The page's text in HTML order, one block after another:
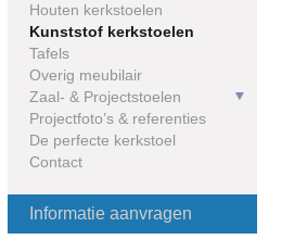
Houten kerkstoelen
Kunststof kerkstoelen
Tafels
Overig meubilair
Zaal- & Projectstoelen
Projectfoto’s & referenties
De perfecte kerkstoel
Contact
Informatie aanvragen